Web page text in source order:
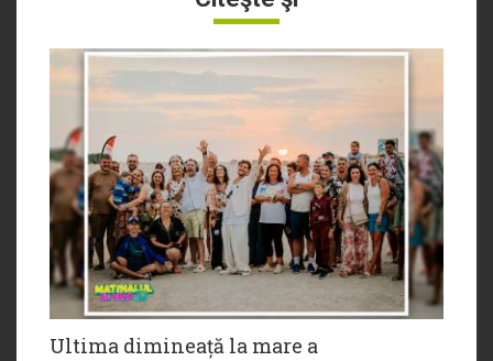
Ultima dimineață la mare a